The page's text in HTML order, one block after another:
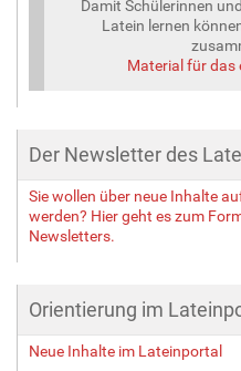
Damit Schülerinnen
Latein lernen
Material für das
Der Newsletter des
Sie wollen über neue Inhalte
werden? Hier geht es zum
Newsletters.
Orientierung im
Neue Inhalte im Lateinportal